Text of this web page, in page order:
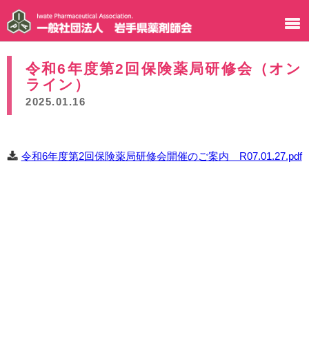
令和6年度第2回保険薬局研修会（オン
ライン）
2025.01.16
令和6年度第2回保険薬局研修会開催のご案内 R07.01.27.pdf